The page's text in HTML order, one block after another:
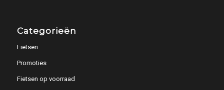
Categorieën
Fietsen
Promoties
Fietsen op voorraad